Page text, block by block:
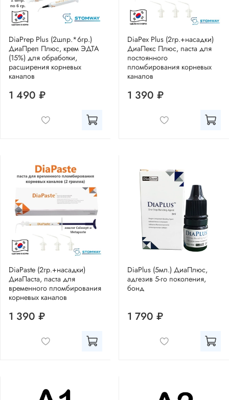
DiaPrep Plus (2шпр.*6гр.)
ДиаПреп Плюс, крем ЭДТА
(15%) для обработки,
расширения корневых
каналов
1 490 ₽
DiaPex Plus (2гр.+насадки)
ДиаПекс Плюс, паста для
постоянного
пломбирования корневых
каналов
1 390 ₽
DiaPaste (2гр.+насадки)
ДиаПаста, паста для
временного пломбирования
корневых каналов
1 390 ₽
DiaPlus (5мл.) ДиаПлюс,
адгезив 5-го поколения,
бонд
1 790 ₽